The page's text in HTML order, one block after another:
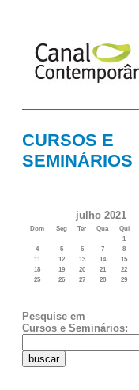
CURSOS E
SEMINÁRIOS
julho 2021
Dom Seg Ter Qua Qui
1
4
5 6 7 8
11
12 13 14 15
18
19 20 21 22
25
26 27 28 29
Pesquise em
Cursos e Seminários: